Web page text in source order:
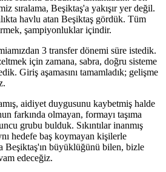
sıralama, Beşiktaş'a yakışır yer değil.
havlu atan Beşiktaş gördük. Tüm
şampiyonluklar içindir.
3 transfer dönemi süre istedik.
için zamana, sabra, doğru sisteme
Giriş aşamasını tamamladık; gelişme
aidiyet duygusunu kaybetmiş halde
farkında olmayan, formayı taşıma
grubu bulduk. Sıkıntılar inanmış
hedefe baş koymayan kişilerle
Beşiktaş'ın büyüklüğünü bilen, bizle
edeceğiz.